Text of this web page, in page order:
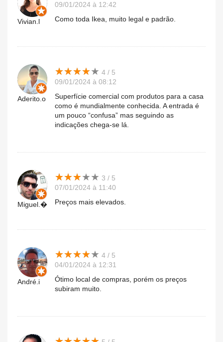
Vivian.l
09/01/2024 à 12:42
Como toda Ikea, muito legal e padrão.
Aderito.o
★★★★★
★★★★★ 4 / 5
09/01/2024 à 08:12
Superfície comercial com produtos para a casa
como é mundialmente conhecida. A entrada é
um pouco “confusa” mas seguindo as
indicações chega-se lá.
Miguel.�
★★★★★
★★★★★ 3 / 5
07/01/2024 à 11:40
Preços mais elevados.
André.i
★★★★★
★★★★★ 4 / 5
04/01/2024 à 12:31
Ótimo local de compras, porém os preços
subiram muito.